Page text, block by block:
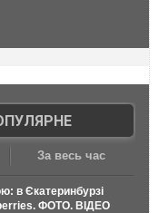
За весь час
в Єкатеринбурзі
ФОТО. ВІДЕО